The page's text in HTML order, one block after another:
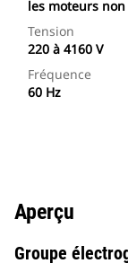
les moteurs
Tension
220 à 4160 V
Fréquence
60 Hz
Aperçu
Groupe